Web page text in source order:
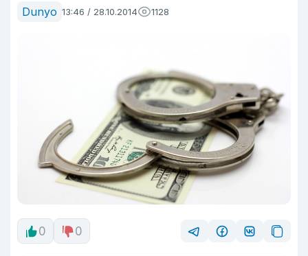
Dunyo 13:46 / 28.10.2014 1128
0 0